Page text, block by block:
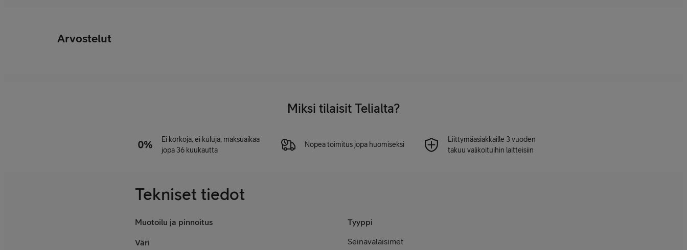
Arvostelut
Miksi tilaisit Telialta?
Ei korkoja, ei kuluja, maksuaikaa
jopa 36 kuukautta
Nopea toimitus jopa huomiseksi
Liittymäasiakkaille 3 vuoden
takuu valikoituihin laitteisiin
Tekniset tiedot
Muotoilu ja pinnoitus
Väri
Tyyppi
Seinävalaisimet